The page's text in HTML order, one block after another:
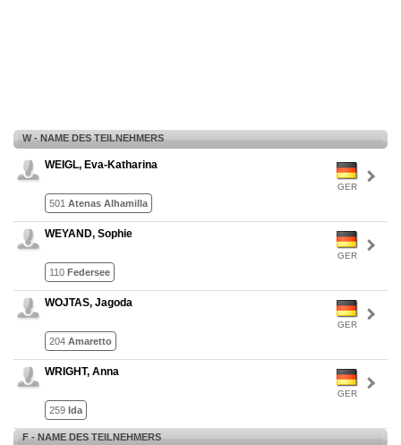
W - NAME DES TEILNEHMERS
GER
WEIGL, Eva-Katharina
501 Atenas Alhamilla
GER
WEYAND, Sophie
110 Federsee
GER
WOJTAS, Jagoda
204 Amaretto
GER
WRIGHT, Anna
259 Ida
F - NAME DES TEILNEHMERS